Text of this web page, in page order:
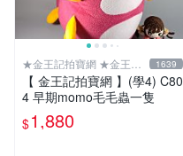
★金王記拍寶網 ★金王記
拍寶趣
1639
【 金王記拍寶網 】(學4) C80
4 早期momo毛毛蟲一隻
$1,880